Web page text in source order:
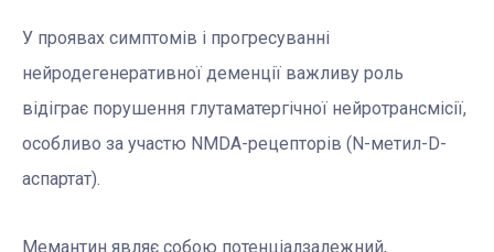
У проявах симптомів і прогресуванні
нейродегенеративної деменції важливу роль
відіграє порушення глутаматергічної нейротрансмісії,
особливо за участю NMDA-рецепторів (N-метил-D-
аспартат).
Мемантин являє собою потенціалзалежний,